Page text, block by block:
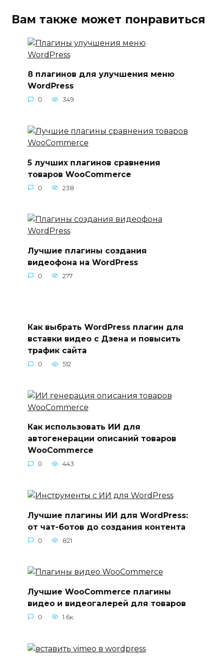
Вам также может понравиться
8 плагинов для улучшения меню
WordPress
0 349
5 лучших плагинов сравнения
товаров WooCommerce
0 238
Лучшие плагины создания
видеофона на WordPress
0 277
Как выбрать WordPress плагин для
вставки видео с Дзена и повысить
трафик сайта
0 512
Как использовать ИИ для
автогенерации описаний товаров
WooCommerce
0 443
Лучшие плагины ИИ для WordPress:
от чат-ботов до создания контента
0 821
Лучшие WooCommerce плагины
видео и видеогалерей для товаров
0 1.6к.